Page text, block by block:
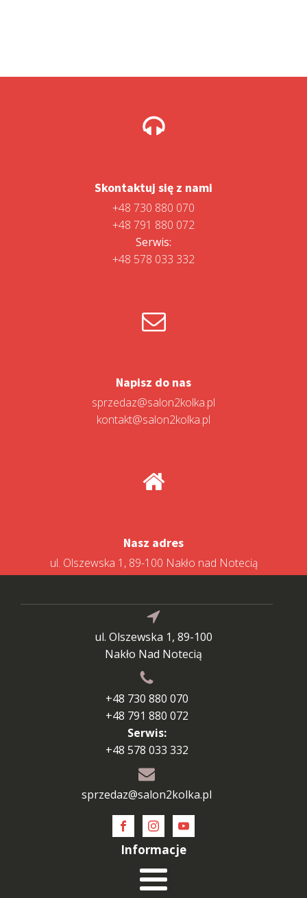
Skontaktuj się z nami
+48 730 880 070
+48 791 880 072
Serwis:
+48 578 033 332
Napisz do nas
sprzedaz@salon2kolka.pl
kontakt@salon2kolka.pl
Nasz adres
ul. Olszewska 1, 89-100 Nakło nad Notecią
ul. Olszewska 1, 89-100
Nakło Nad Notecią
+48 730 880 070
+48 791 880 072
Serwis:
+48 578 033 332
sprzedaz@salon2kolka.pl
Informacje